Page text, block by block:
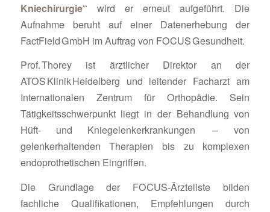
Kniechirurgie“ wird er erneut aufgeführt. Die
Aufnahme beruht auf einer Datenerhebung der
FactField GmbH im Auftrag von FOCUS Gesundheit.
Prof. Thorey ist ärztlicher Direktor an der
ATOS Klinik Heidelberg und leitender Facharzt am
Internationalen Zentrum für Orthopädie. Sein
Tätigkeitsschwerpunkt liegt in der Behandlung von
Hüft‑ und Kniegelenkerkrankungen – von
gelenkerhaltenden Therapien bis zu komplexen
endoprothetischen Eingriffen.
Die Grundlage der FOCUS-Ärzteliste bilden
fachliche Qualifikationen, Empfehlungen durch